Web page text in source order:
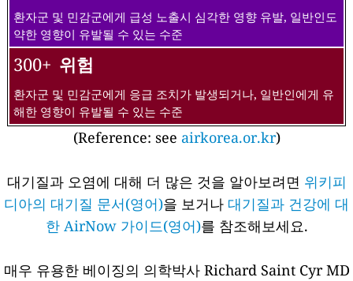
환자군 및 민감군에게 급성 노출시 심각한 영향 유발, 일반인도
약한 영향이 유발될 수 있는 수준
300+ 위험
환자군 및 민감군에게 응급 조치가 발생되거나, 일반인에게 유
해한 영향이 유발될 수 있는 수준
(Reference: see airkorea.or.kr)
대기질과 오염에 대해 더 많은 것을 알아보려면 위키피
디아의 대기질 문서(영어)을 보거나 대기질과 건강에 대
한 AirNow 가이드(영어)를 참조해보세요.
매우 유용한 베이징의 의학박사 Richard Saint Cyr MD